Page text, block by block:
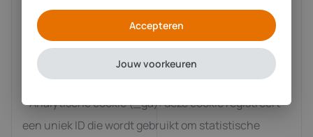
voorkeursinstellingen. Ook wordt hiermee de
website geoptimaliseerd. Met deze cookies worden
ook op toestemming gebaseerde
formulierinvoergegevens verzamelt.
- Analytische cookie (_ga): deze cookie registreert
een uniek ID die wordt gebruikt om statistische
Accepteren
Jouw voorkeuren